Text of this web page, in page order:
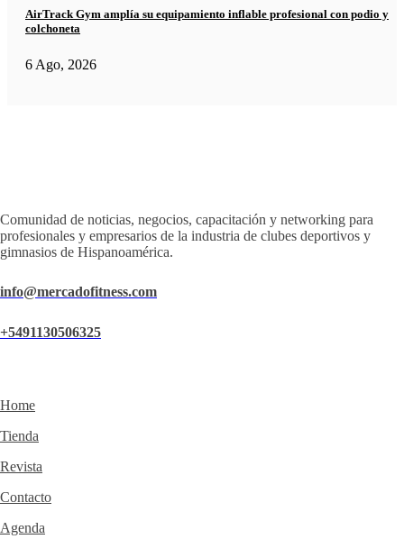
AirTrack Gym amplía su equipamiento inflable profesional con podio y
colchoneta
6 Ago, 2026
Comunidad de noticias, negocios, capacitación y networking para
profesionales y empresarios de la industria de clubes deportivos y
gimnasios de Hispanoamérica.
info@mercadofitness.com
+5491130506325
Home
Tienda
Revista
Contacto
Agenda